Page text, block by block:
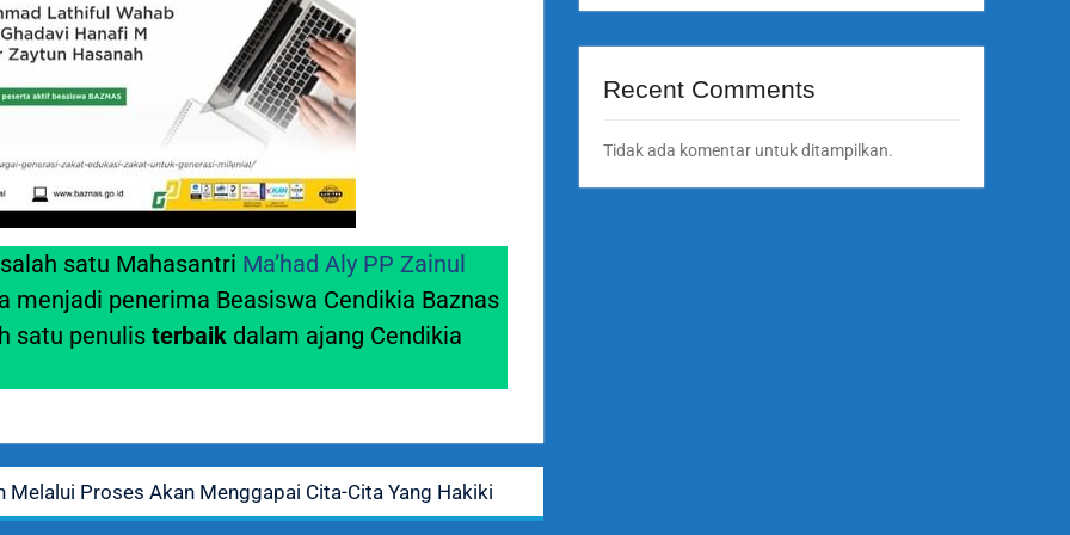
satu Mahasantri Ma’had Aly PP Zainul
menjadi penerima Beasiswa Cendikia Baznas
satu penulis terbaik dalam ajang Cendikia
Melalui Proses Akan Menggapai Cita-Cita Yang Hakiki
Recent Comments
Tidak ada komentar untuk ditampilkan.